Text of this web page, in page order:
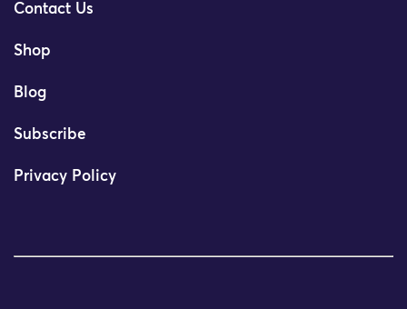
Contact Us
Shop
Blog
Subscribe
Privacy Policy